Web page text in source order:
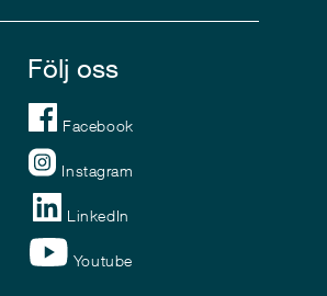
Följ oss
Facebook
Instagram
LinkedIn
Youtube